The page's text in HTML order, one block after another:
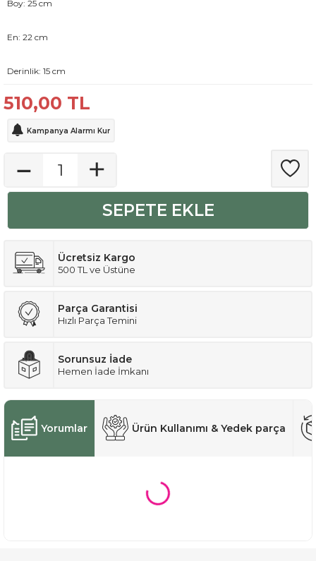
Boy: 25 cm
En: 22 cm
Derinlik: 15 cm
510,00 TL
Kampanya Alarmı Kur
SEPETE EKLE
Ücretsiz Kargo
500 TL ve Üstüne
Parça Garantisi
Hızlı Parça Temini
Sorunsuz İade
Hemen İade İmkanı
Yorumlar Ürün Kullanımı & Yedek parça